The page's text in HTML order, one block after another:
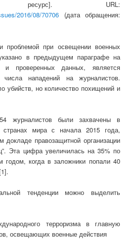
ресурс]. URL:
2016/08/70706 (дата обращения:
проблемой при освещении военных
в предыдущем параграфе на
и проверенных данных, является
числа нападений на журналистов.
убийств, но количество похищений и
журналистов были захвачены в
мира с начала 2015 года,
докладе правозащитной организации
Эта цифра увеличилась на 35% по
когда в заложники попали 40
тенденции можно выделить
терроризма в главную
освещающих военные действия